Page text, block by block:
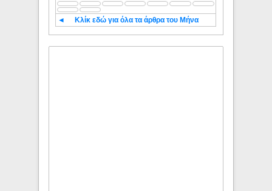
◄ Κλίκ εδώ για όλα τα άρθρα του Μήνα